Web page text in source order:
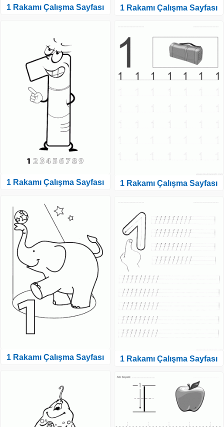
1 Rakamı Çalışma Sayfası
1 Rakamı Çalışma Sayfası
1 Rakamı Çalışma Sayfası
1 Rakamı Çalışma Sayfası
1 Rakamı Çalışma Sayfası
1 Rakamı Çalışma Sayfası